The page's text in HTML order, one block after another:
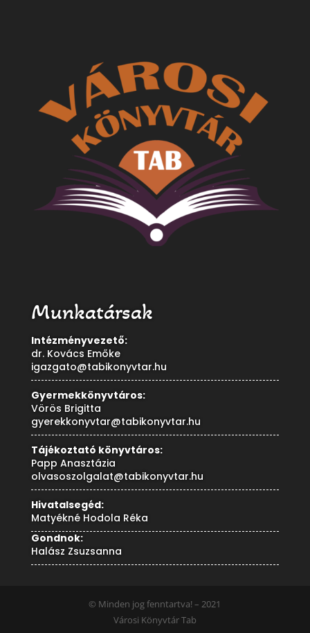
Munkatársak
Intézményvezető:
dr. Kovács Emőke
igazgato@tabikonyvtar.hu
Gyermekkönyvtáros:
Vörös Brigitta
gyerekkonyvtar@tabikonyvtar.hu
Tájékoztató könyvtáros:
Papp Anasztázia
olvasoszolgalat@tabikonyvtar.hu
Hivatalsegéd:
Matyékné Hodola Réka
Gondnok:
Halász Zsuzsanna
© Minden jog fenntartva! – 2021
Városi Könyvtár Tab